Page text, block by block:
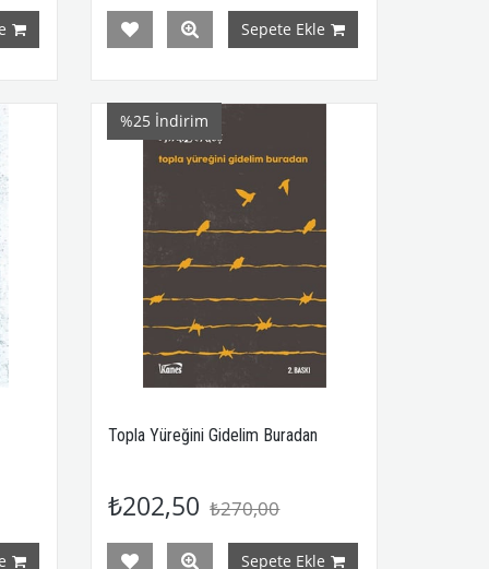
Sepete Ekle
Topla Yüreğini Gidelim Buradan
₺202,50 ₺270,00
Sepete Ekle
%25 İndirim